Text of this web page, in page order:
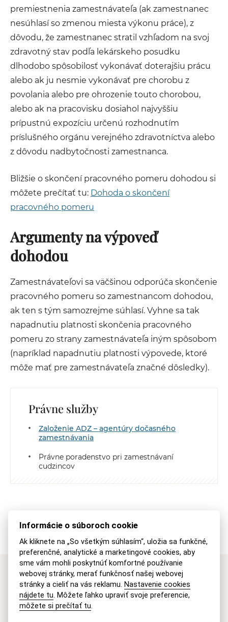
premiestnenia zamestnávateľa (ak zamestnanec
nesúhlasí so zmenou miesta výkonu práce), z
dôvodu, že zamestnanec stratil vzhľadom na svoj
zdravotný stav podľa lekárskeho posudku
dlhodobo spôsobilosť vykonávať doterajšiu prácu
alebo ak ju nesmie vykonávať pre chorobu z
povolania alebo pre ohrozenie touto chorobou,
alebo ak na pracovisku dosiahol najvyššiu
prípustnú expozíciu určenú rozhodnutím
príslušného orgánu verejného zdravotníctva alebo
z dôvodu nadbytočnosti zamestnanca.
Bližšie o skončení pracovného pomeru dohodou si
môžete prečítať tu: Dohoda o skončení
pracovného pomeru
Argumenty na výpoveď
dohodou
Zamestnávateľovi sa väčšinou odporúča skončenie
pracovného pomeru so zamestnancom dohodou,
ak ten s tým samozrejme súhlasí. Vyhne sa tak
napadnutiu platnosti skončenia pracovného
pomeru zo strany zamestnávateľa iným spôsobom
(napríklad napadnutiu platnosti výpovede, ktoré
môže mať pre zamestnávateľa značné dôsledky).
Právne služby
Založenie ADZ – agentúry dočasného
zamestnávania
Právne poradenstvo pri zamestnávaní
cudzincov
Máte záujem o naše
právne služby?
Informácie o súboroch cookie
Ak kliknete na „So všetkým súhlasím“, uložia sa funkčné,
preferenčné, analytické a marketingové cookies, aby
sme vám mohli poskytnúť komfortné používanie
webovej stránky, merať funkčnosť našej webovej
stránky a cieliť na vás reklamu. Nastavenie cookies
nájdete tu. Môžete ľahko upraviť svoje preferencie,
môžete si prečítať tu.